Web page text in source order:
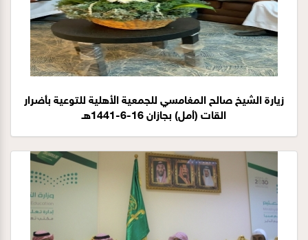
زيارة الشيخ صالح المغامسي للجمعية الأهلية للتوعية بأضرار
القات (أمل) بجازان 16-6-1441هـ